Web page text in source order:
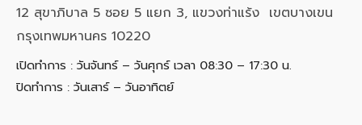
12 สุขาภิบาล 5 ซอย 5 แยก 3, แขวงท่าแร้ง เขตบางเขน
กรุงเทพมหานคร 10220
เปิดทำการ : วันจันทร์ – วันศุกร์ เวลา 08:30 – 17:30 น.
ปิดทำการ : วันเสาร์ – วันอาทิตย์